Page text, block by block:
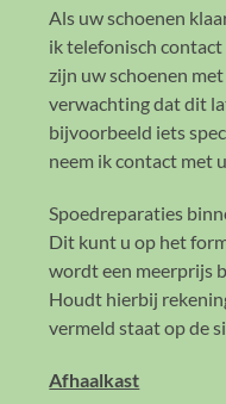
Als uw schoenen
ik telefonisch contact
zijn uw schoenen
verwachting dat dit
bijvoorbeeld iets
neem ik contact met
Spoedreparaties
Dit kunt u op het
wordt een meerprijs
Houdt hierbij
vermeld staat op de
Afhaalkast